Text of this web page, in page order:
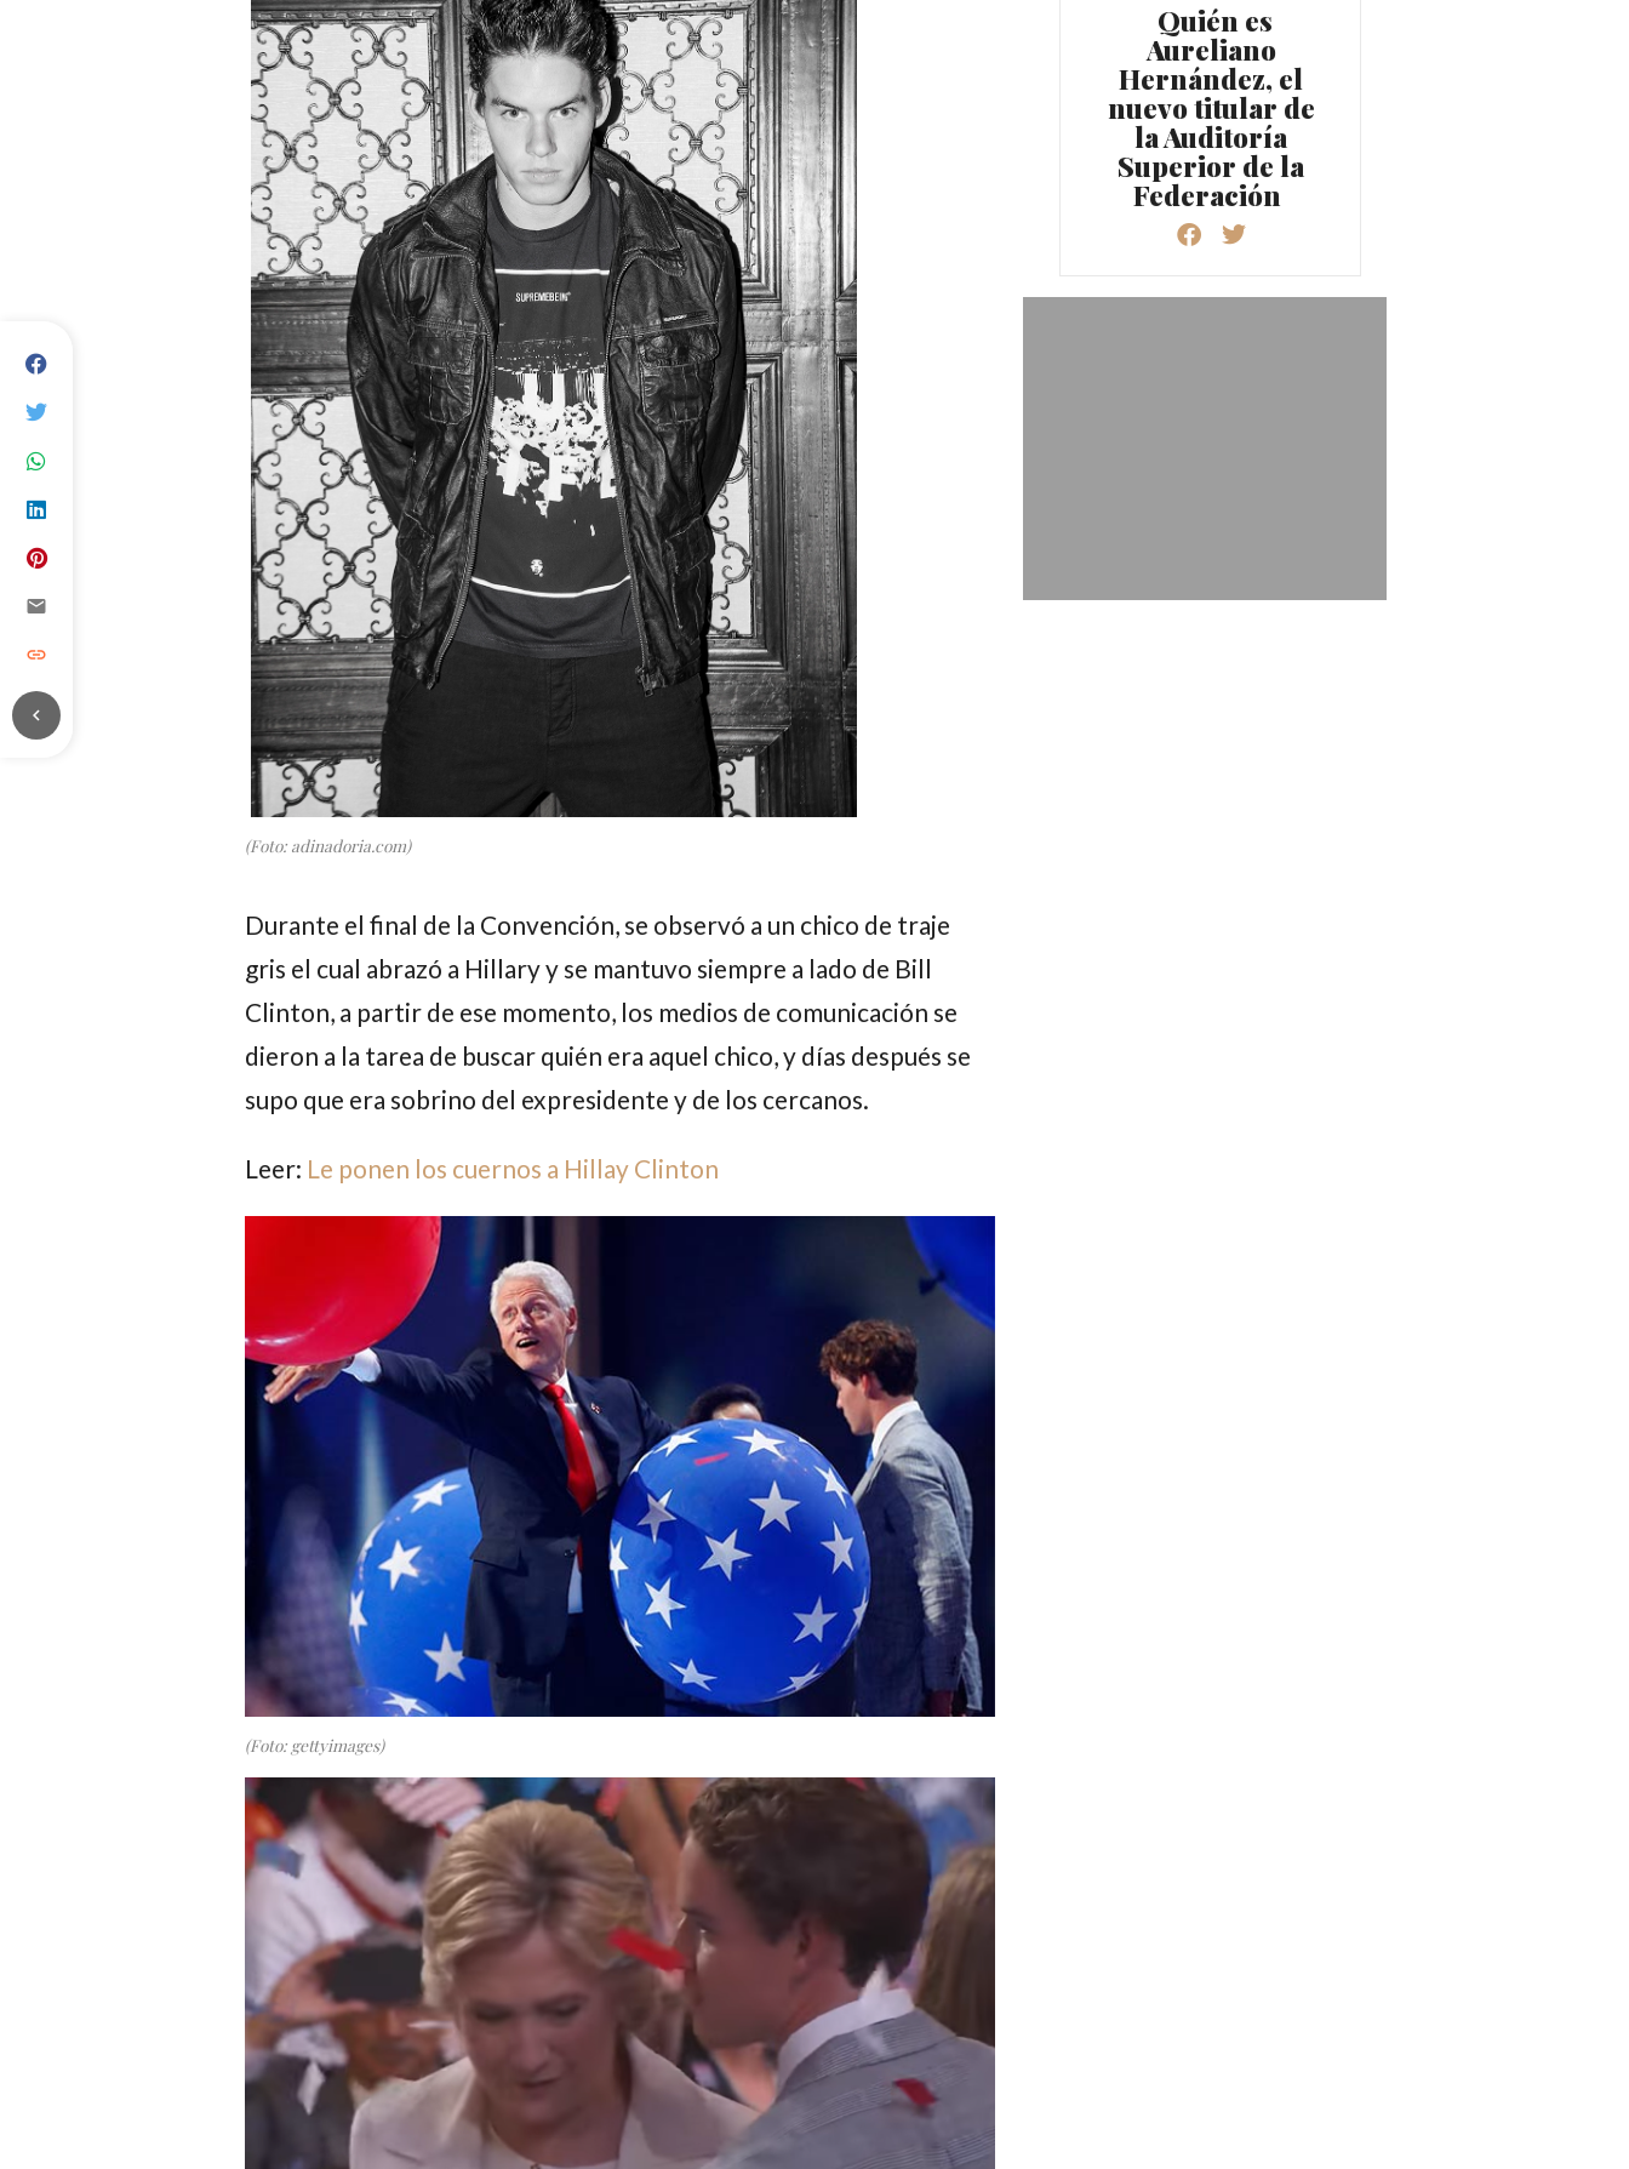
email
link
chevron_left
(Foto: adinadoria.com)
Durante el final de la Convención, se observó a un chico de traje
gris el cual abrazó a Hillaryy se mantuvo siempre a lado de Bill
Clinton, a partir de ese momento, los medios de comunicación se
dieron a la tarea de buscar quién era aquel chico, y días después se
supo que era sobrino del expresidente y de los cercanos.
Leer: Le ponen los cuernos a Hillay Clinton
(Foto: gettyimages)
Quién es
Aureliano
Hernández, el
nuevo titular de
la Auditoría
Superior de la
Federación